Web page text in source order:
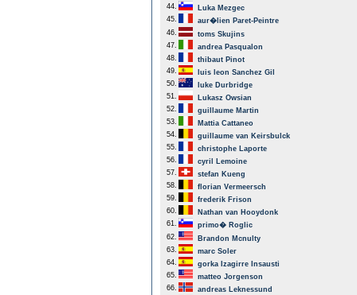
44.
Luka Mezgec
45.
aur�lien Paret-Peintre
46.
toms Skujins
47.
andrea Pasqualon
48.
thibaut Pinot
49.
luis leon Sanchez Gil
50.
luke Durbridge
51.
Lukasz Owsian
52.
guillaume Martin
53.
Mattia Cattaneo
54.
guillaume van Keirsbulck
55.
christophe Laporte
56.
cyril Lemoine
57.
stefan Kueng
58.
florian Vermeersch
59.
frederik Frison
60.
Nathan van Hooydonk
61.
primo� Roglic
62.
Brandon Mcnulty
63.
marc Soler
64.
gorka Izagirre Insausti
65.
matteo Jorgenson
66.
andreas Leknessund